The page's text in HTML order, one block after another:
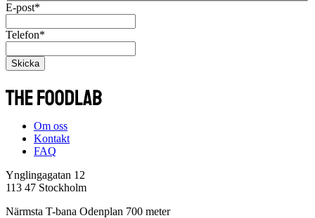
E-post*
Telefon*
Skicka
Om oss
Kontakt
FAQ
Ynglingagatan 12
113 47 Stockholm
Närmsta T-bana Odenplan 700 meter